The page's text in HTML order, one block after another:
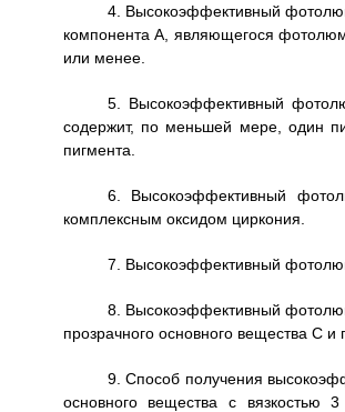
4. Высокоэффективный
компонента А, являющегося
или менее.
5. Высокоэффективный
содержит, по меньшей мере, один
пигмента.
6. Высокоэффективный
комплексным оксидом циркония.
7. Высокоэффективный
8. Высокоэффективный
прозрачного основного вещества С и
9. Способ получения
основного вещества с